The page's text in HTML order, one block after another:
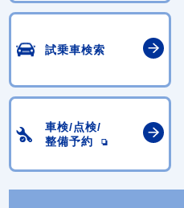
試乗車検索
車検/点検/
整備予約